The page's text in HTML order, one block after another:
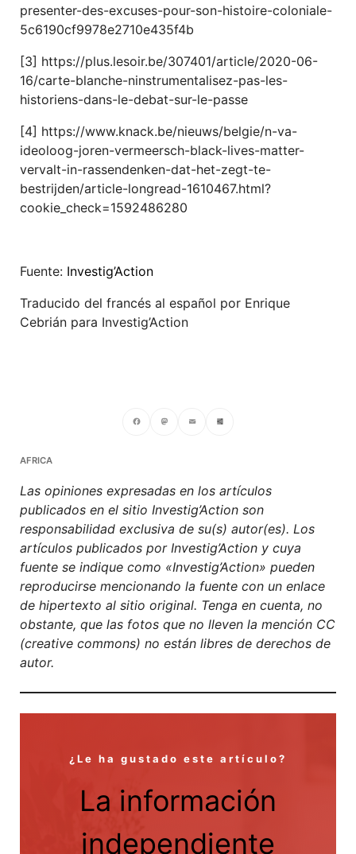
presenter-des-excuses-pour-son-histoire-coloniale-
5c6190cf9978e2710e435f4b
[3] https://plus.lesoir.be/307401/article/2020-06-
16/carte-blanche-ninstrumentalisez-pas-les-
historiens-dans-le-debat-sur-le-passe
[4] https://www.knack.be/nieuws/belgie/n-va-
ideoloog-joren-vermeersch-black-lives-matter-
vervalt-in-rassendenken-dat-het-zegt-te-
bestrijden/article-longread-1610467.html?
cookie_check=1592486280
Fuente: Investig’Action
Traducido del francés al español por Enrique
Cebrián para Investig’Action
AFRICA
Las opiniones expresadas en los artículos
publicados en el sitio Investig’Action son
responsabilidad exclusiva de su(s) autor(es). Los
artículos publicados por Investig’Action y cuya
fuente se indique como «Investig’Action» pueden
reproducirse mencionando la fuente con un enlace
de hipertexto al sitio original. Tenga en cuenta, no
obstante, que las fotos que no lleven la mención CC
(creative commons) no están libres de derechos de
autor.
¿Le ha gustado este artículo?
La información
independiente